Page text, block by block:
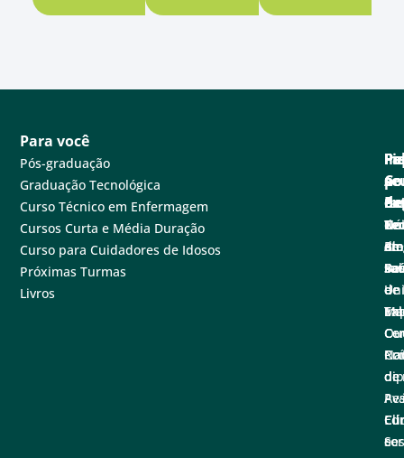
Para você
Pós-graduação
Graduação Tecnológica
Curso Técnico em Enfermagem
Cursos Curta e Média Duração
Curso para Cuidadores de Idosos
Próximas Turmas
Livros
em
e
de
e
de
e
de
de
de
A
A
de